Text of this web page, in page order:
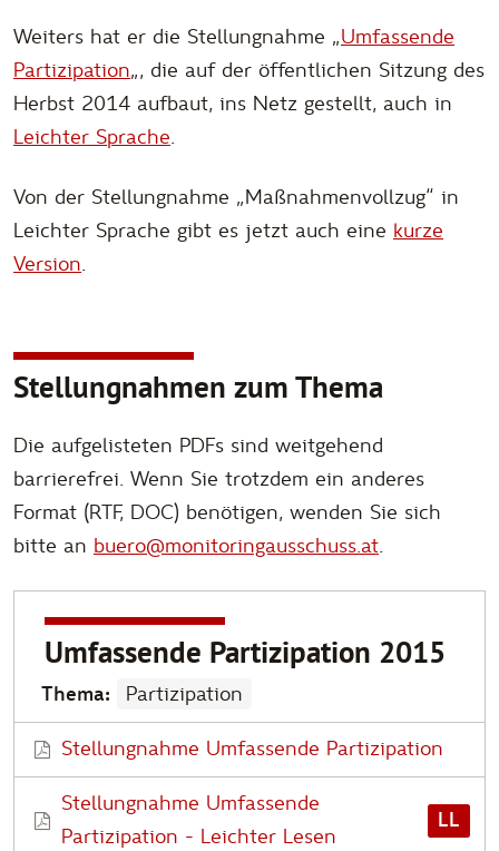
Weiters hat er die Stellungnahme „Umfassende
Partizipation„, die auf der öffentlichen Sitzung des
Herbst 2014 aufbaut, ins Netz gestellt, auch in
Leichter Sprache.
Von der Stellungnahme „Maßnahmenvollzug“ in
Leichter Sprache gibt es jetzt auch eine kurze
Version.
Stellungnahmen zum Thema
Die aufgelisteten PDFs sind weitgehend
barrierefrei. Wenn Sie trotzdem ein anderes
Format (RTF, DOC) benötigen, wenden Sie sich
bitte an buero@monitoringausschuss.at.
Umfassende Partizipation 2015
Thema: Partizipation
Stellungnahme Umfassende Partizipation
Stellungnahme Umfassende
Partizipation - Leichter Lesen
LL